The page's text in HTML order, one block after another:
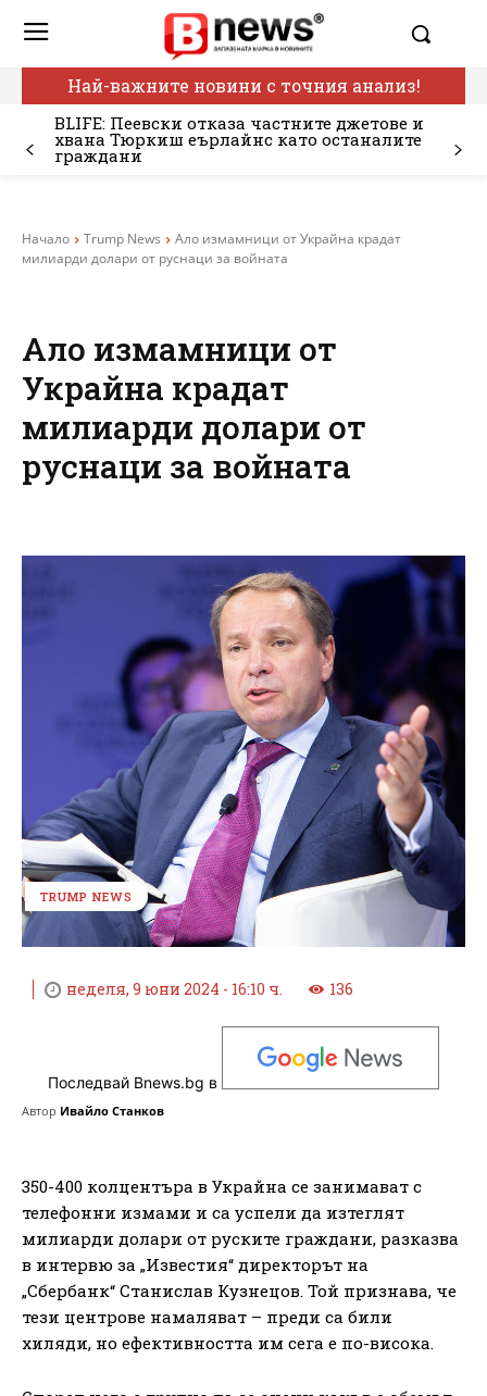
Най-важните новини с точния анализ!
BLIFE: Пеевски отказа частните джетове и
хвана Тюркиш еърлайнс като останалите
граждани
Начало Trump News
Ало измамници от Украйна крадат
милиарди долари от руснаци за войната
Ало измамници от
Украйна крадат
милиарди долари от
руснаци за войната
TRUMP NEWS
неделя, 9 юни 2024 - 16:10 ч. 136
Последвай Bnews.bg в
Автор Ивайло Станков
350-400 колцентъра в Украйна се занимават с
телефонни измами и са успели да изтеглят
милиарди долари от руските граждани, разказва
в интервю за „Известия“ директорът на
„Сбербанк“ Станислав Кузнецов. Той признава, че
тези центрове намаляват – преди са били
хиляди, но ефективността им сега е по-висока.